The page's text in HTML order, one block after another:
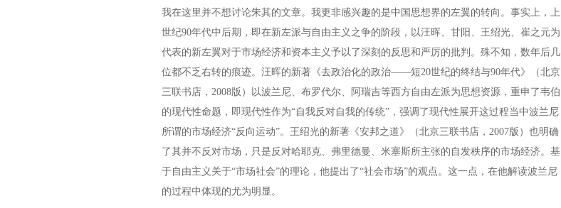
我在这里并不想讨论朱其的文章。我更非感兴趣的是中国思想界的左翼的转向。事实上，上
世纪90年代中后期，即在新左派与自由主义之争的阶段，以汪晖、甘阳、王绍光、崔之元为
代表的新左翼对于市场经济和资本主义予以了深刻的反思和严厉的批判。殊不知，数年后几
位都不乏右转的痕迹。汪晖的新著《去政治化的政治——短20世纪的终结与90年代》（北京
三联书店，2008版）以波兰尼、布罗代尔、阿瑞吉等西方自由左派为思想资源，重申了韦伯
的现代性命题，即现代性作为“自我反对自我的传统”，强调了现代性展开这过程当中波兰尼
所谓的市场经济“反向运动”。王绍光的新著《安邦之道》（北京三联书店，2007版）也明确
了其并不反对市场，只是反对哈耶克、弗里德曼、米塞斯所主张的自发秩序的市场经济。基
于自由主义关于“市场社会”的理论，他提出了“社会市场”的观点。这一点，在他解读波兰尼
的过程中体现的尤为明显。